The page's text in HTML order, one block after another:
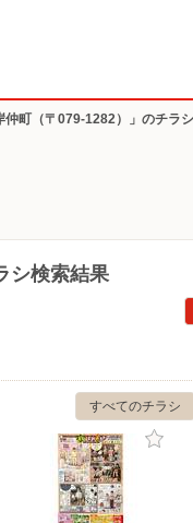
仲町（〒079-1282）」のチラ
シ検索結果
すべてのチラシ